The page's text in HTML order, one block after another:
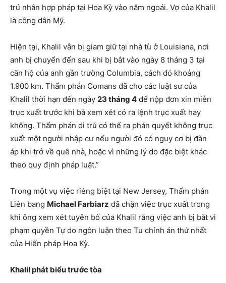
trú nhân hợp pháp tại Hoa Kỳ vào năm ngoái. Vợ của Khalil
là công dân Mỹ.
Hiện tại, Khalil vẫn bị giam giữ tại nhà tù ở Louisiana, nơi
anh bị chuyển đến sau khi bị bắt vào ngày 8 tháng 3 tại
căn hộ của anh gần trường Columbia, cách đó khoảng
1.900 km. Thẩm phán Comans đã cho các luật sư của
Khalil thời hạn đến ngày 23 tháng 4 để nộp đơn xin miễn
trục xuất trước khi bà xem xét có ra lệnh trục xuất hay
không. Thẩm phán di trú có thể ra phán quyết không trục
xuất một người nhập cư nếu người đó có nguy cơ bị đàn
áp khi trở về quê nhà, hoặc vì những lý do đặc biệt khác
theo quy định pháp luật.”
Trong một vụ việc riêng biệt tại New Jersey, Thẩm phán
Liên bang Michael Farbiarz đã chặn việc trục xuất trong
khi ông xem xét tuyên bố của Khalil rằng việc anh bị bắt vi
phạm quyền Tự do ngôn luận theo Tu chính án thứ nhất
của Hiến pháp Hoa Kỳ.
Khalil phát biểu trước tòa